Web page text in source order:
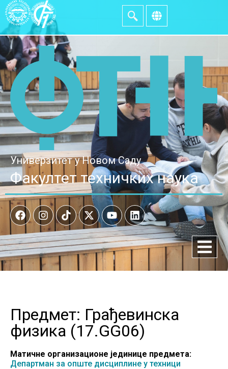
Универзитет у Новом Саду
Факултет техничких наука
Предмет: Грађевинска
физика (17.GG06)
Матичне организационе јединице предмета:
Департман за опште дисциплине у техници